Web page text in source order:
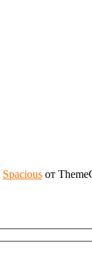
Spacious от